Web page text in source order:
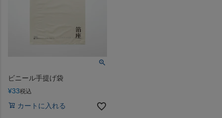
ビニール手提げ袋
¥33税込
カートに入れる